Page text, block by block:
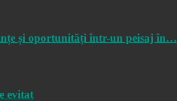
și oportunități într-un peisaj în…
evitat